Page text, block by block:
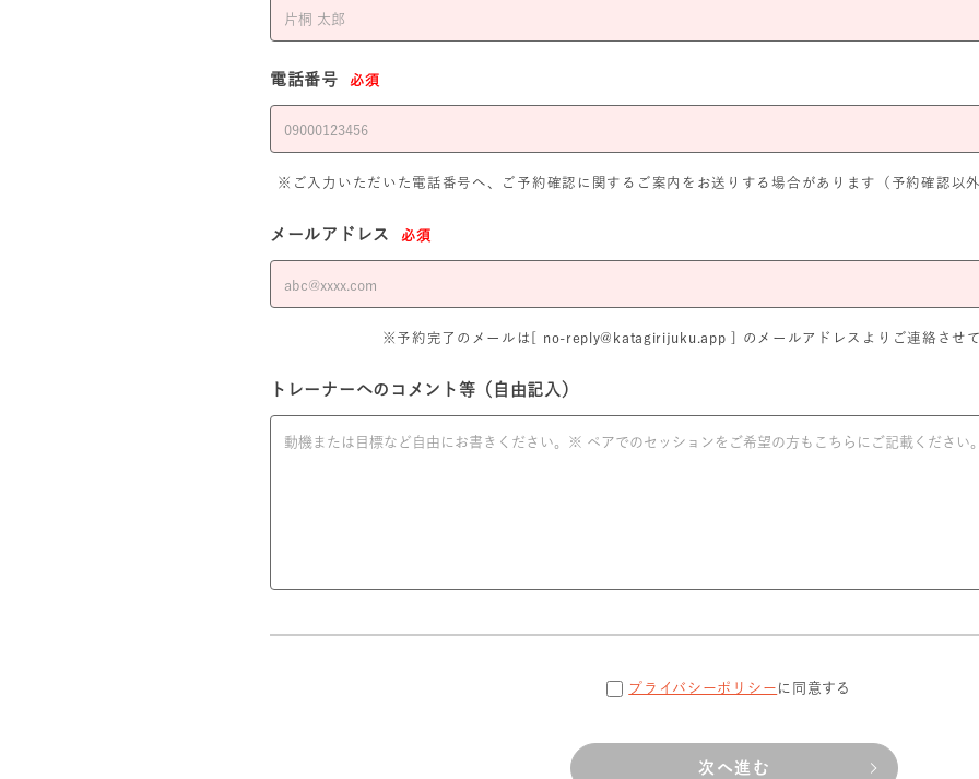
電話番号 必須
※ご入力いただいた電話番号へ、ご予約確認に関するご案内をお送りする場合があります（予約確認以
メールアドレス 必須
※予約完了のメールは[ no-reply@katagirijuku.app ] のメールアドレスよりご連絡させて
トレーナーへのコメント等（自由記入）
プライバシーポリシー に同意する
次へ進む